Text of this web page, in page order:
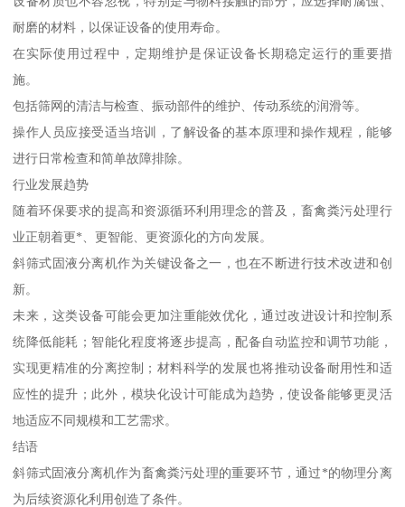
耐磨的材料，以保证设备的使用寿命。
在实际使用过程中，定期维护是保证设备长期稳定运行的重要措
施。
包括筛网的清洁与检查、振动部件的维护、传动系统的润滑等。
操作人员应接受适当培训，了解设备的基本原理和操作规程，能够
进行日常检查和简单故障排除。
行业发展趋势
随着环保要求的提高和资源循环利用理念的普及，畜禽粪污处理行
业正朝着更*、更智能、更资源化的方向发展。
斜筛式固液分离机作为关键设备之一，也在不断进行技术改进和创
新。
未来，这类设备可能会更加注重能效优化，通过改进设计和控制系
统降低能耗；智能化程度将逐步提高，配备自动监控和调节功能，
实现更精准的分离控制；材料科学的发展也将推动设备耐用性和适
应性的提升；此外，模块化设计可能成为趋势，使设备能够更灵活
地适应不同规模和工艺需求。
结语
斜筛式固液分离机作为畜禽粪污处理的重要环节，通过*的物理分离
为后续资源化利用创造了条件。